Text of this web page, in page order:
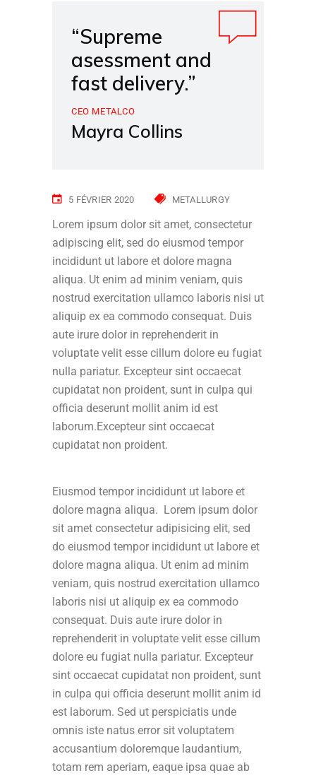
“Supreme
asessment and
fast delivery.”
CEO METALCO
Mayra Collins
5 FÉVRIER 2020 METALLURGY
Lorem ipsum dolor sit amet, consectetur
adipiscing elit, sed do eiusmod tempor
incididunt ut labore et dolore magna
aliqua. Ut enim ad minim veniam, quis
nostrud exercitation ullamco laboris nisi ut
aliquip ex ea commodo consequat. Duis
aute irure dolor in reprehenderit in
voluptate velit esse cillum dolore eu fugiat
nulla pariatur. Excepteur sint occaecat
cupidatat non proident, sunt in culpa qui
officia deserunt mollit anim id est
laborum.Excepteur sint occaecat
cupidatat non proident.
Eiusmod tempor incididunt ut labore et
dolore magna aliqua. Lorem ipsum dolor
sit amet consectetur adipisicing elit, sed
do eiusmod tempor incididunt ut labore et
dolore magna aliqua. Ut enim ad minim
veniam, quis nostrud exercitation ullamco
laboris nisi ut aliquip ex ea commodo
consequat. Duis aute irure dolor in
reprehenderit in voluptate velit esse cillum
dolore eu fugiat nulla pariatur. Excepteur
sint occaecat cupidatat non proident, sunt
in culpa qui officia deserunt mollit anim id
est laborum. Sed ut perspiciatis unde
omnis iste natus error sit voluptatem
accusantium doloremque laudantium,
totam rem aperiam, eaque ipsa quae ab